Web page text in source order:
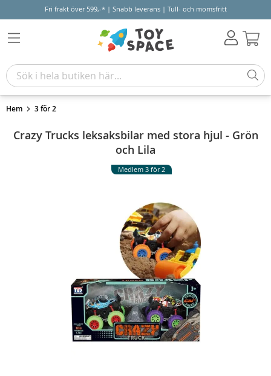
Fri frakt över 599,-* | Snabb leverans | Tull- och momsfritt
Hem 3 för 2
Crazy Trucks leksaksbilar med stora hjul - Grön
och Lila
Medlem 3 för 2